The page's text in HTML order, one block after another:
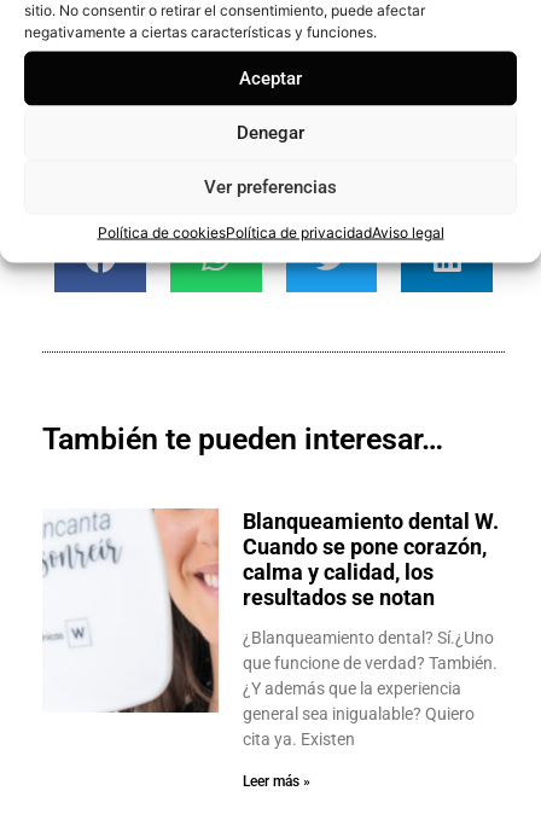
sitio. No consentir o retirar el consentimiento, puede afectar
negativamente a ciertas características y funciones.
Aceptar
Denegar
Ver preferencias
Política de cookiesPolítica de privacidadAviso legal
fisonomía particular del paciente.
¡Compártelo!
También te pueden interesar…
Blanqueamiento dental W.
Cuando se pone corazón,
calma y calidad, los
resultados se notan
¿Blanqueamiento dental? Sí.¿Uno
que funcione de verdad? También.
¿Y además que la experiencia
general sea inigualable? Quiero
cita ya. Existen
Leer más »